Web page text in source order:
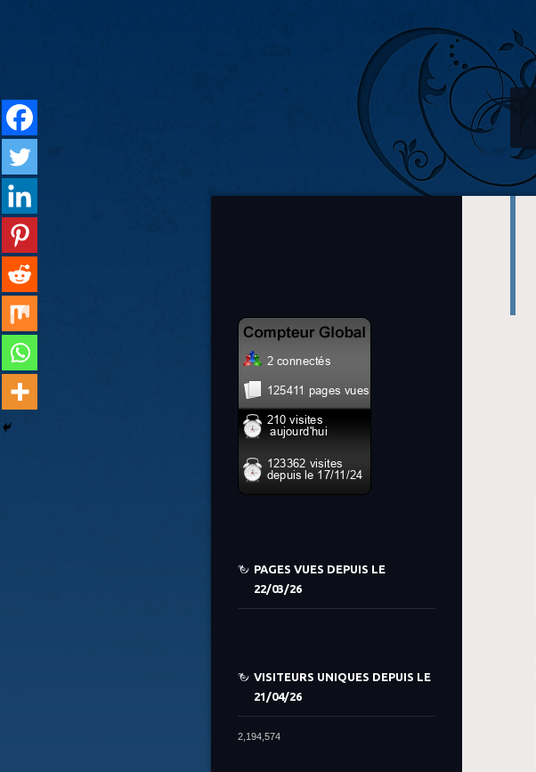
PAGES VUES DEPUIS LE
22/03/26
VISITEURS UNIQUES DEPUIS LE
21/04/26
2,194,574